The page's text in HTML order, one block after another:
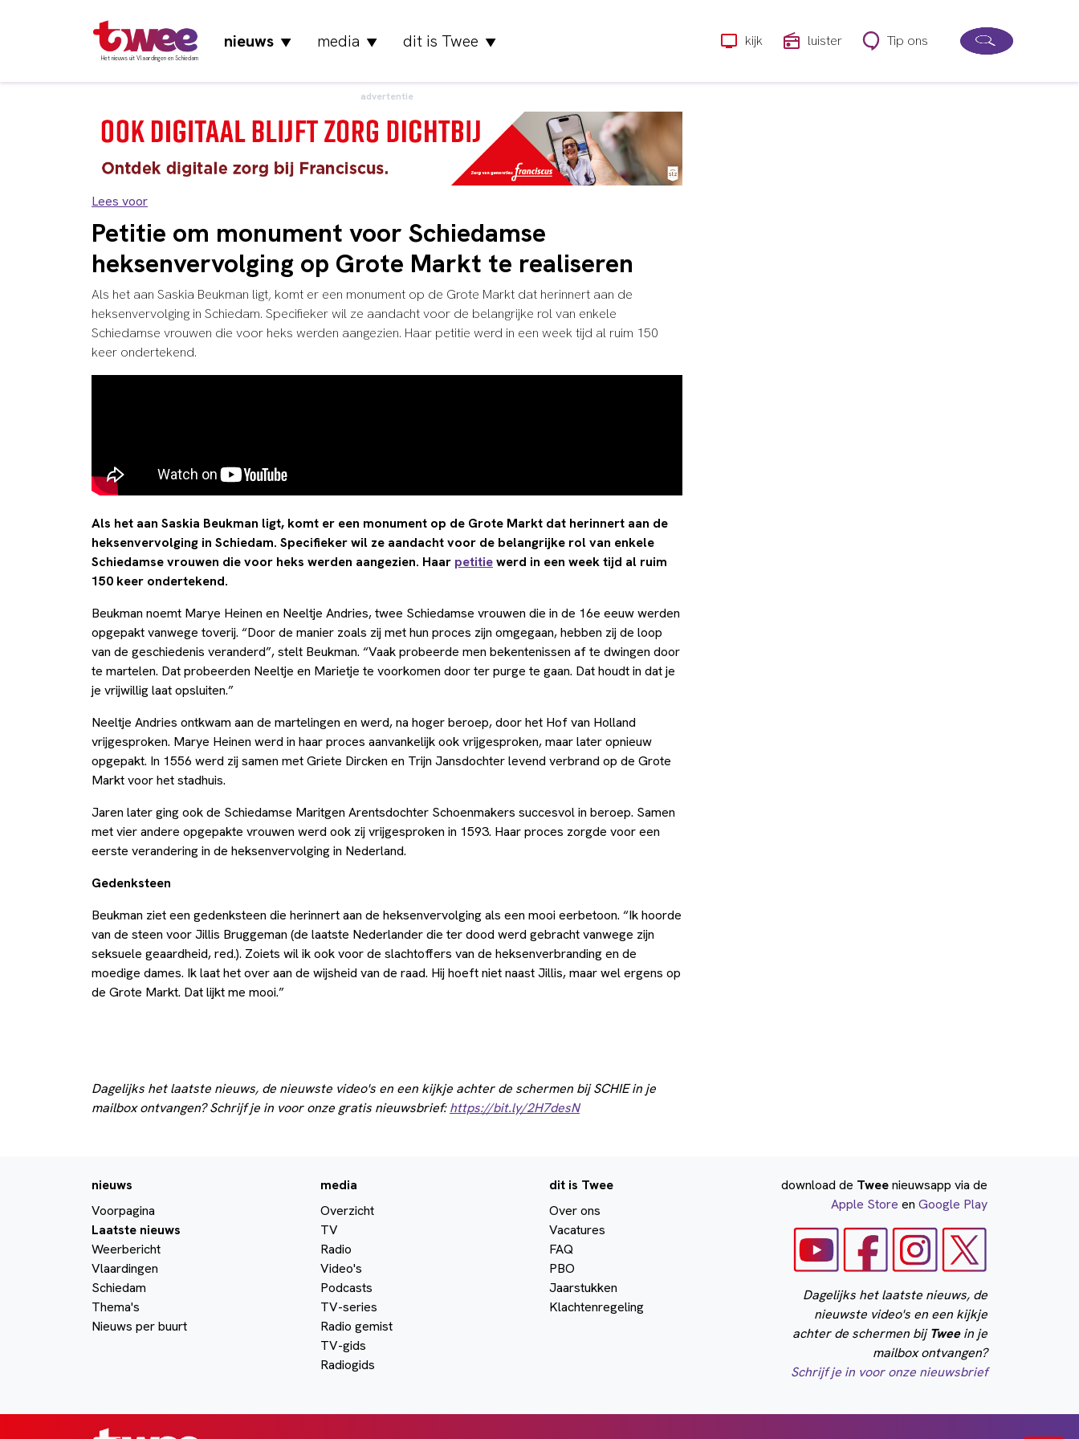
Het nieuws uit Vlaardingen en Schiedam
nieuws▼ media ▼ dit is Twee ▼ kijk luister Tip ons
advertentie
Lees voor
Petitie om monument voor Schiedamse
heksenvervolging op Grote Markt te realiseren
Als het aan Saskia Beukman ligt, komt er een monument op de Grote Markt dat herinnert aan de
heksenvervolging in Schiedam. Specifieker wil ze aandacht voor de belangrijke rol van enkele
Schiedamse vrouwen die voor heks werden aangezien. Haar petitie werd in een week tijd al ruim 150
keer ondertekend.
Als het aan Saskia Beukman ligt, komt er een monument op de Grote Markt dat herinnert aan de
heksenvervolging in Schiedam. Specifieker wil ze aandacht voor de belangrijke rol van enkele
Schiedamse vrouwen die voor heks werden aangezien. Haar petitiewerd in een week tijd al ruim
150 keer ondertekend.
Beukman noemt Marye Heinen en Neeltje Andries, twee Schiedamse vrouwen die in de 16e eeuw werden
opgepakt vanwege toverij. “Door de manier zoals zij met hun proces zijn omgegaan, hebben zij de loop
van de geschiedenis veranderd”, stelt Beukman. “Vaak probeerde men bekentenissen af te dwingen door
te martelen. Dat probeerden Neeltje en Marietje te voorkomen door ter purge te gaan. Dat houdt in dat je
je vrijwillig laat opsluiten.”
Neeltje Andries ontkwam aan de martelingen en werd, na hoger beroep, door het Hof van Holland
vrijgesproken. Marye Heinen werd in haar proces aanvankelijk ook vrijgesproken, maar later opnieuw
opgepakt. In 1556 werd zij samen met Griete Dircken en Trijn Jansdochter levend verbrand op de Grote
Markt voor het stadhuis.
Jaren later ging ook de Schiedamse Maritgen Arentsdochter Schoenmakers succesvol in beroep. Samen
met vier andere opgepakte vrouwen werd ook zij vrijgesproken in 1593. Haar proces zorgde voor een
eerste verandering in de heksenvervolging in Nederland.
Gedenksteen
Beukman ziet een gedenksteen die herinnert aan de heksenvervolging als een mooi eerbetoon. “Ik hoorde
van de steen voor Jillis Bruggeman (de laatste Nederlander die ter dood werd gebracht vanwege zijn
seksuele geaardheid, red.). Zoiets wil ik ook voor de slachtoffers van de heksenverbranding en de
moedige dames. Ik laat het over aan de wijsheid van de raad. Hij hoeft niet naast Jillis, maar wel ergens op
de Grote Markt. Dat lijkt me mooi.”
Dagelijks het laatste nieuws, de nieuwste video's en een kijkje achter de schermen bij SCHIE in je
mailbox ontvangen? Schrijf je in voor onze gratis nieuwsbrief:https://bit.ly/2H7desN
nieuws
Voorpagina
Laatste nieuws
Weerbericht
Vlaardingen
Schiedam
Thema's
Nieuws per buurt
media
Overzicht
TV
Radio
Video's
Podcasts
TV-series
Radio gemist
TV-gids
Radiogids
dit is Twee
Over ons
Vacatures
FAQ
PBO
Jaarstukken
Klachtenregeling
download de Tweenieuwsapp via de
Apple Store en Google Play
Dagelijks het laatste nieuws, de
nieuwste video's en een kijkje
achter de schermen bijTweein je
mailbox ontvangen?
Schrijf je in voor onze nieuwsbrief